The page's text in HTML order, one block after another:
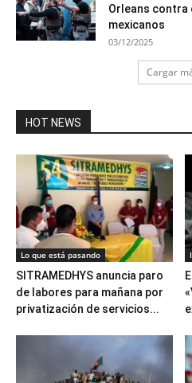
Orleans contra
mexicanos
03/12/2025
Cargar
HOT NEWS
Lo que está pasando
SITRAMEDHYS anuncia paro
de labores para mañana por
privatización de servicios...